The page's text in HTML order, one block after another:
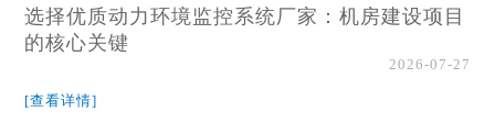
选择优质动力环境监控系统厂家：机房建设项目
的核心关键
2026-07-27
[查看详情]